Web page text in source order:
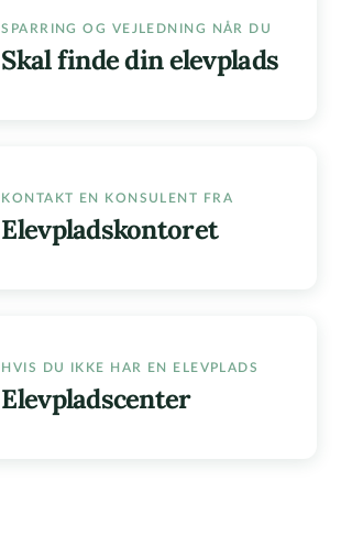
SPARRING OG VEJLEDNING NÅR DU
Skal finde din elevplads
KONTAKT EN KONSULENT FRA
Elevpladskontoret
HVIS DU IKKE HAR EN ELEVPLADS
Elevpladscenter